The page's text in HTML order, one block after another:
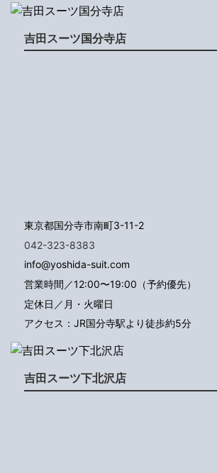
吉田スーツ国分寺店
東京都国分寺市南町3-11-2
042-323-8383
info@yoshida-suit.com
営業時間／12:00〜19:00（予約優先）
定休日／月・火曜日
アクセス：JR国分寺駅より徒歩約5分
吉田スーツ下北沢店